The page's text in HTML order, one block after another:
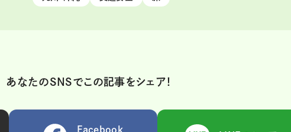
あなたのSNSでこの記事をシェア！
Facebook